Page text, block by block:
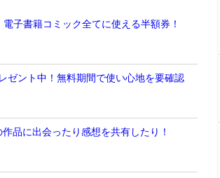
子書籍コミック全てに使える半額券！
ゼント中！無料期間で使い心地を要確認
品に出会ったり感想を共有したり！